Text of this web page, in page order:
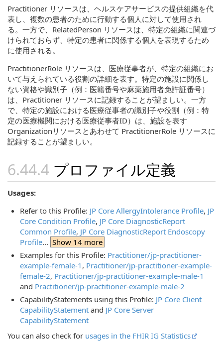
Practitioner リソースは、ヘルスケアサービスの提供組織を代
表し、複数の患者のために行動する個人に対して使用され
る。一方で、RelatedPerson リソースは、特定の組織に関連づ
けられておらず、特定の患者に関係する個人を表現するため
に使用される。
PractitionerRole リソースは、医療従事者が、特定の組織にお
いて与えられている役割の詳細を表す。特定の施設に関係し
ない資格や識別子（例：医籍番号や麻薬施用者免許証番号）
は、Practitioner リソースに記録することが望ましい。一方
で、特定の施設における医療従事者の識別子や役割（例：特
定の医療機関における医療従事者ID）は、施設を表す
Organizationリソースとあわせて PractitionerRole リソースに
記録することが望ましい。
プロファイル定義
Usages:
Refer to this Profile: JP Core AllergyIntolerance Profile, JP
Core Condition Profile, JP Core DiagnosticReport
Common Profile, JP Core DiagnosticReport Endoscopy
Profile... Show 14 more
Examples for this Profile: Practitioner/jp-practitioner-
example-female-1 , Practitioner/jp-practitioner-example-
female-2, Practitioner/jp-practitioner-example-male-1
and Practitioner/jp-practitioner-example-male-2
CapabilityStatements using this Profile: JP Core Client
CapabilityStatement and JP Core Server
CapabilityStatement
You can also check for usages in the FHIR IG Statistics